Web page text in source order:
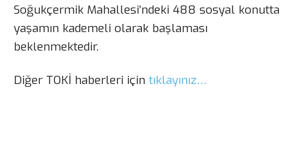
Soğukçermik Mahallesi’ndeki 488 sosyal konutta
yaşamın kademeli olarak başlaması
beklenmektedir.
Diğer TOKİ haberleri için tıklayınız…